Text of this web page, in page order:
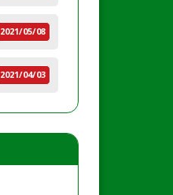
2021/05/08
2021/04/03